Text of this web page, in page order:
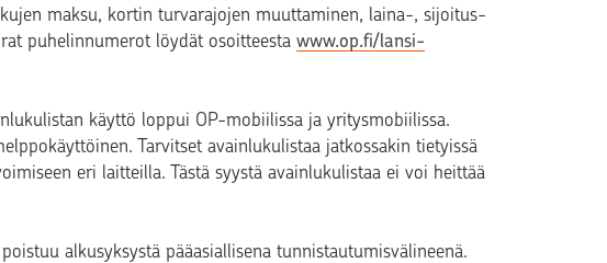
maksu, kortin turvarajojen muuttaminen, laina-, sijoitus-
puhelinnumerot löydät osoitteestawww.op.fi/lansi-
käyttö loppui OP-mobiilissa ja yritysmobiilissa.
Tarvitset avainlukulistaa jatkossakin tietyissä
eri laitteilla. Tästä syystä avainlukulistaa ei voi heittää
alkusyksystä pääasiallisena tunnistautumisvälineenä.